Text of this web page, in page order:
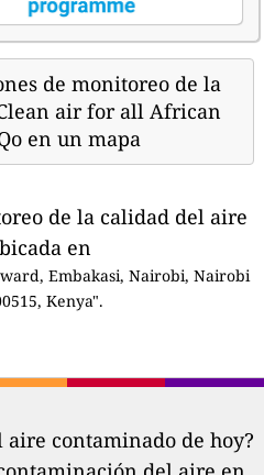
de monitoreo de la
air for all African
en un mapa
de la calidad del aire
en
Embakasi, Nairobi, Nairobi
Kenya".
aire contaminado de hoy?